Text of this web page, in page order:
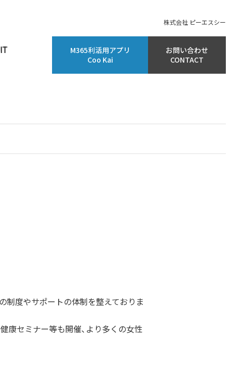
株式会社 ピーエスシー
M365利活用アプリ
Coo Kai
お問い合わせ
CONTACT
制度やサポートの体制を整えておりま
康セミナー等も開催、より多くの女性